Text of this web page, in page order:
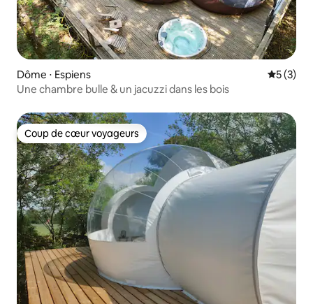
Dôme ⋅ Espiens
5 (3)
Une chambre bulle & un jacuzzi dans les bois
Coup de cœur voyageurs
Coup de cœur voyageurs